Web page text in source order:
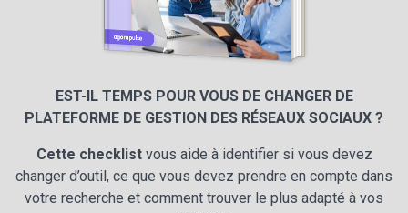
EST-IL TEMPS POUR VOUS DE CHANGER DE
PLATEFORME DE GESTION DES RÉSEAUX SOCIAUX ?
Cette checklistvous aide à identifier si vous devez
changer d’outil, ce que vous devez prendre en compte dans
votre recherche et comment trouver le plus adapté à vos